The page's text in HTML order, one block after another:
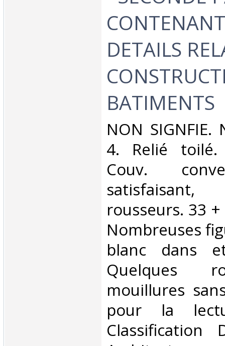
DETAILS
BATIMENTS‎
‎NON SIGNFIE.
4. Relié toilé.
Couv.
rousseurs. 33
Nombreuses
blanc dans
Quelques
mouillures
pour la
Classification